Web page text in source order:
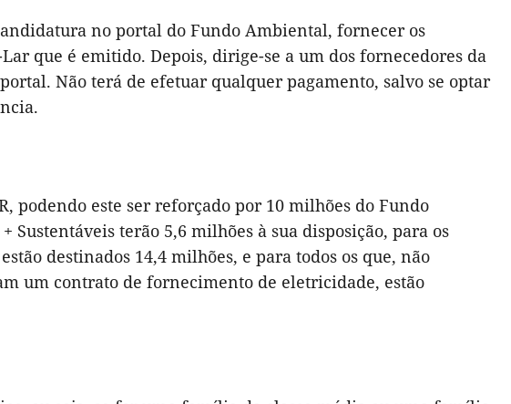
no portal do Fundo Ambiental, fornecer os
que é emitido. Depois, dirige-se a um dos fornecedores da
Não terá de efetuar qualquer pagamento, salvo se optar
podendo este ser reforçado por 10 milhões do Fundo
terão 5,6 milhões à sua disposição, para os
destinados 14,4 milhões, e para todos os que, não
um contrato de fornecimento de eletricidade, estão